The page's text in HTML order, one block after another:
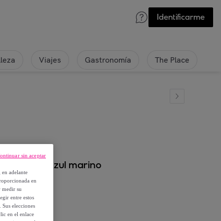
Identificarme
Viajes Gastronomía The Place
2W - Azul marino
adelante
en
medir su
entre estos
elecciones
en el enlace
sin aceptar